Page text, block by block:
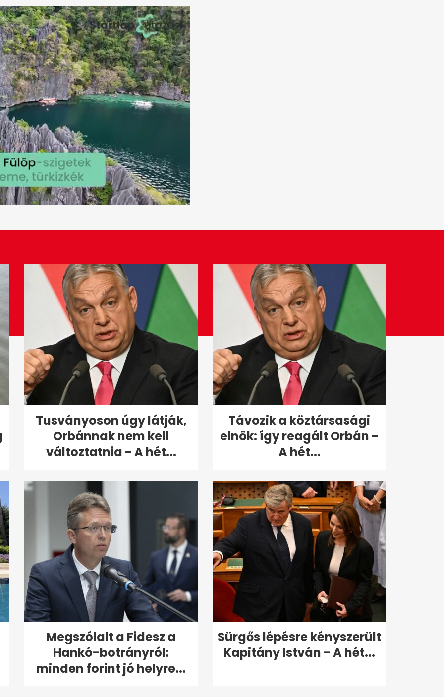
Tusványoson úgy látják,
Orbánnak nem kell
változtatnia - A hét...
Távozik a köztársasági
elnök: így reagált Orbán -
A hét...
Megszólalt a Fidesz a
Hankó-botrányról:
minden forint jó helyre...
Sürgős lépésre kényszerült
Kapitány István - A hét...